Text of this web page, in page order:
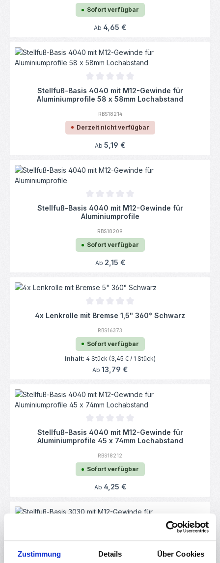
Zustimmung Details Über Cookies
Sofort verfügbar
Regulärer Preis:
Ab 4,65 €
Durchschnittliche Bewertung von 0 von
Stellfuß-Basis 4040 mit M12-Gewinde für
Aluminiumprofile 58 x 58mm Lochabstand
RBS18214
Derzeit nicht verfügbar
Regulärer Preis:
Ab 5,19 €
Durchschnittliche Bewertung von 0 von
Stellfuß-Basis 4040 mit M12-Gewinde für
Aluminiumprofile
RBS18209
Sofort verfügbar
Regulärer Preis:
Ab 2,15 €
Durchschnittliche Bewertung von 0 von
4x Lenkrolle mit Bremse 1,5" 360° Schwarz
RBS16373
Sofort verfügbar
Inhalt: 4 Stück (3,45 € / 1 Stück)
Regulärer Preis:
Ab 13,79 €
Durchschnittliche Bewertung von 0 von
Stellfuß-Basis 4040 mit M12-Gewinde für
Aluminiumprofile 45 x 74mm Lochabstand
RBS18212
Sofort verfügbar
Regulärer Preis:
Ab 4,25 €
Stellfuß-Basis 3030 mit M12-Gewinde für
Aluminiumprofile